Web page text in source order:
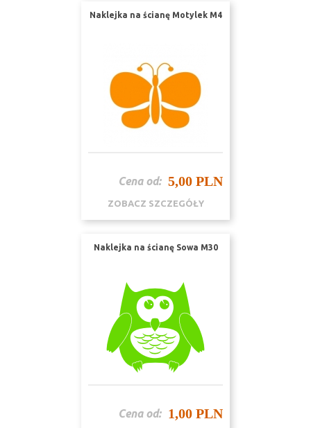
Naklejka na ścianę Motylek M4
Cena od: 5,00 PLN
ZOBACZ SZCZEGÓŁY
Naklejka na ścianę Sowa M30
Cena od: 1,00 PLN